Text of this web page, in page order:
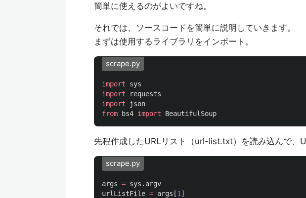
簡単に使えるのがよいですね。
それでは、ソースコードを簡単に説明していきます。
まずは使用するライブラリをインポート。
scrape.py
import
sys
import
requests
import
json
from
bs4 import BeautifulSoup
先程作成したURLリスト（url-list.txt）を読み込んで、
scrape.py
args = sys . argv
urlListFile = args [1 ]